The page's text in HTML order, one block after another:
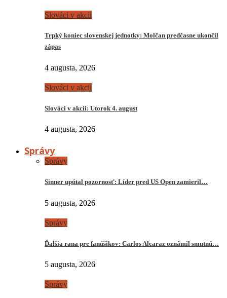
Slováci v akcii
Trpký koniec slovenskej jednotky: Molčan predčasne ukončil
zápas
4 augusta, 2026
Slováci v akcii
Slováci v akcii: Utorok 4. august
4 augusta, 2026
Správy
Správy
Sinner upútal pozornosť: Líder pred US Open zamieril…
5 augusta, 2026
Správy
Ďalšia rana pre fanúšikov: Carlos Alcaraz oznámil smutnú…
5 augusta, 2026
Správy